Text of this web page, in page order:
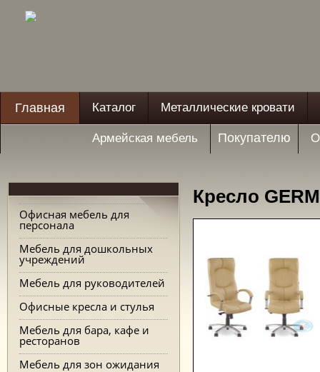
Главная Каталог Металлические кровати
Армейская мебель Покупателю
Офисная мебель для
персонала
Мебель для дошкольных
учреждений
Мебель для руководителей
Офисные кресла и стулья
Мебель для бара, кафе и
ресторанов
Мебель для зон ожидания
Кресло